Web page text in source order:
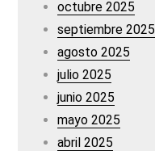
octubre 2025
septiembre 2025
agosto 2025
julio 2025
junio 2025
mayo 2025
abril 2025